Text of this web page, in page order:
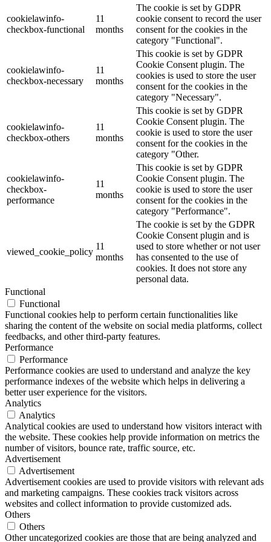
cookielawinfo-
checkbox-functional
11
months
The cookie is set by GDPR
cookie consent to record the user
consent for the cookies in the
category "Functional".
cookielawinfo-
checkbox-necessary
11
months
This cookie is set by GDPR
Cookie Consent plugin. The
cookies is used to store the user
consent for the cookies in the
category "Necessary".
cookielawinfo-
checkbox-others
11
months
This cookie is set by GDPR
Cookie Consent plugin. The
cookie is used to store the user
consent for the cookies in the
category "Other.
cookielawinfo-
checkbox-
performance
11
months
This cookie is set by GDPR
Cookie Consent plugin. The
cookie is used to store the user
consent for the cookies in the
category "Performance".
viewed_cookie_policy
11
months
The cookie is set by the GDPR
Cookie Consent plugin and is
used to store whether or not user
has consented to the use of
cookies. It does not store any
personal data.
Functional
Functional
Functional cookies help to perform certain functionalities like
sharing the content of the website on social media platforms, collect
feedbacks, and other third-party features.
Performance
Performance
Performance cookies are used to understand and analyze the key
performance indexes of the website which helps in delivering a
better user experience for the visitors.
Analytics
Analytics
Analytical cookies are used to understand how visitors interact with
the website. These cookies help provide information on metrics the
number of visitors, bounce rate, traffic source, etc.
Advertisement
Advertisement
Advertisement cookies are used to provide visitors with relevant ads
and marketing campaigns. These cookies track visitors across
websites and collect information to provide customized ads.
Others
Others
Other uncategorized cookies are those that are being analyzed and